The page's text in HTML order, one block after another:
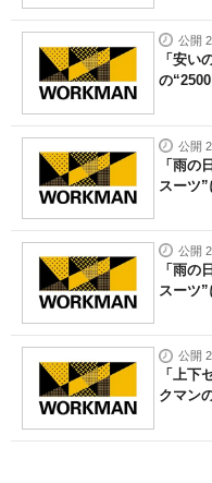
公開
「安
の
公開
「雨
スーツ
公開
「雨
スーツ
公開
「上
クマン